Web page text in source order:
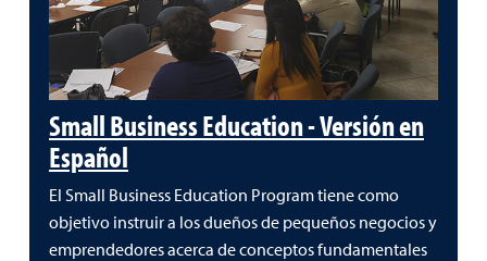
Small Business Education - Versión en
Español
El Small Business Education Program tiene como
objetivo instruir a los dueños de pequeños negocios y
emprendedores acerca de conceptos fundamentales